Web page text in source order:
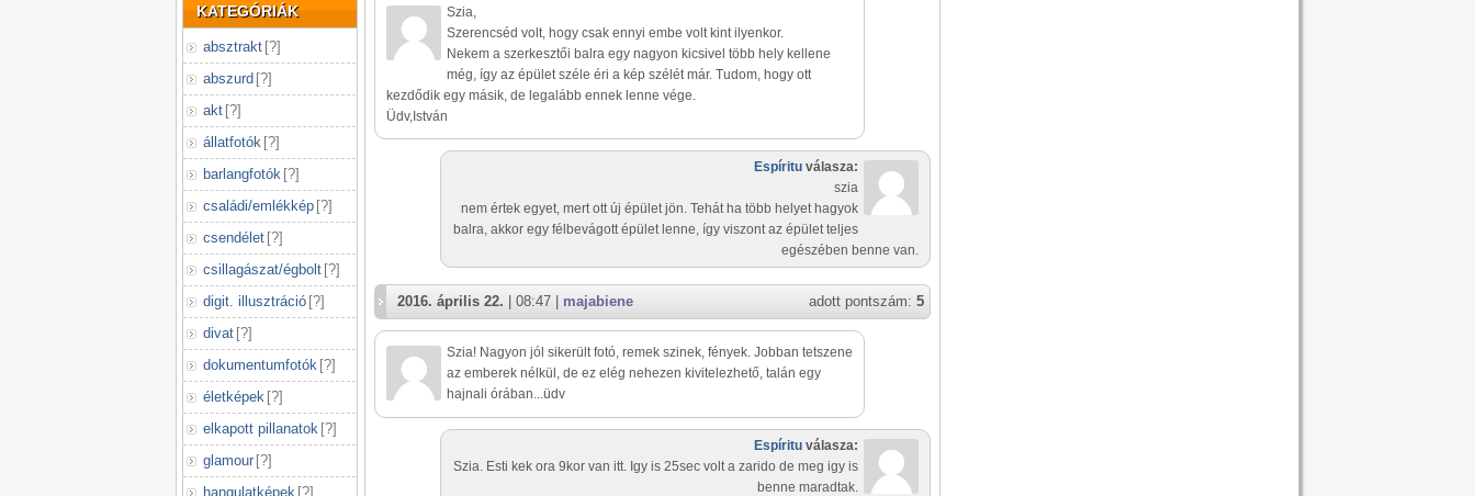
KATEGÓRIÁK
absztrakt [?]
abszurd [?]
akt [?]
állatfotók [?]
barlangfotók [?]
családi/emlékkép [?]
csendélet [?]
csillagászat/égbolt [?]
digit. illusztráció [?]
divat [?]
dokumentumfotók [?]
életképek [?]
elkapott pillanatok [?]
glamour [?]
hangulatképek [?]
Szia,
Szerencséd volt, hogy csak ennyi embe volt kint ilyenkor.
Nekem a szerkesztői balra egy nagyon kicsivel több hely kellene
még, így az épület széle éri a kép szélét már. Tudom, hogy ott
kezdődik egy másik, de legalább ennek lenne vége.
Üdv,István
Espíritu válasza:
szia
nem értek egyet, mert ott új épület jön. Tehát ha több helyet hagyok
balra, akkor egy félbevágott épület lenne, így viszont az épület teljes
egészében benne van.
adott pontszám: 5
2016. április 22. | 08:47 | majabiene
Szia! Nagyon jól sikerült fotó, remek szinek, fények. Jobban tetszene
az emberek nélkül, de ez elég nehezen kivitelezhető, talán egy
hajnali órában...üdv
Espíritu válasza:
Szia. Esti kek ora 9kor van itt. Igy is 25sec volt a zarido de meg igy is
benne maradtak.